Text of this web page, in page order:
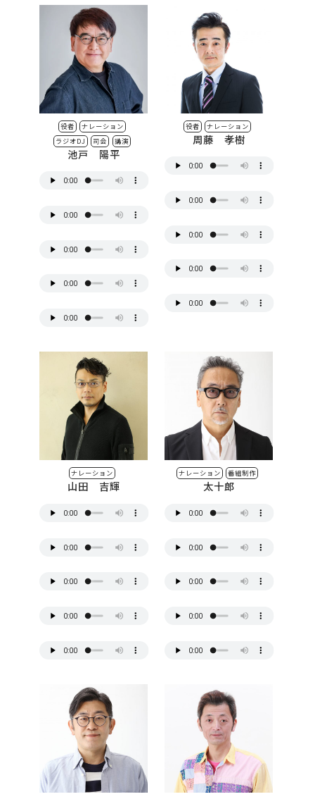
役者
ナレーション
ラジオDJ
司会 講演
池戸 陽平
役者 ナレーション
周藤 孝樹
ナレーション
山田 吉輝
ナレーション 番組制作
太十郎